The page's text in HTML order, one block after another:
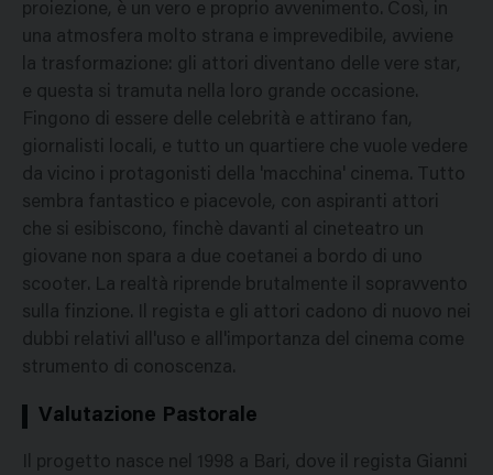
proiezione, è un vero e proprio avvenimento. Così, in
una atmosfera molto strana e imprevedibile, avviene
la trasformazione: gli attori diventano delle vere star,
e questa si tramuta nella loro grande occasione.
Fingono di essere delle celebrità e attirano fan,
giornalisti locali, e tutto un quartiere che vuole vedere
da vicino i protagonisti della 'macchina' cinema. Tutto
sembra fantastico e piacevole, con aspiranti attori
che si esibiscono, finchè davanti al cineteatro un
giovane non spara a due coetanei a bordo di uno
scooter. La realtà riprende brutalmente il sopravvento
sulla finzione. Il regista e gli attori cadono di nuovo nei
dubbi relativi all'uso e all'importanza del cinema come
strumento di conoscenza.
Valutazione Pastorale
Il progetto nasce nel 1998 a Bari, dove il regista Gianni